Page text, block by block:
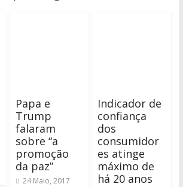
Papa e
Trump
falaram
sobre “a
promoção
da paz”
24 Maio, 2017
Indicador de
confiança
dos
consumidor
es atinge
máximo de
há 20 anos